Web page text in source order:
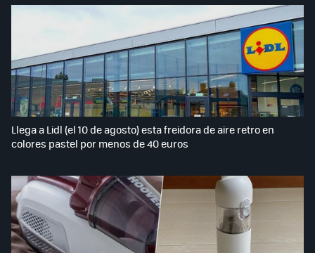
Llega a Lidl (el 10 de agosto) esta freidora de aire retro en
colores pastel por menos de 40 euros